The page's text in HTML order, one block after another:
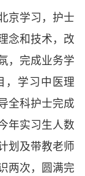
京学习，护士
念和技术，改
，完成业务学
，学习中医理
全科护士完成
年实习生人数
划及带教老师
两次，圆满完